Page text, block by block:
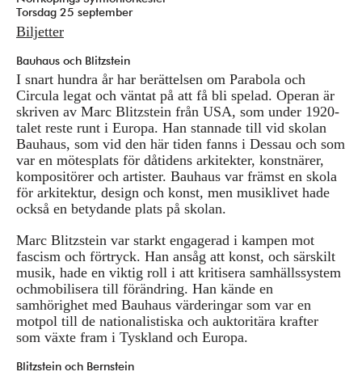
Torsdag 25 september
Biljetter
Bauhaus och Blitzstein
I snart hundra år har berättelsen om Parabola och
Circula legat och väntat på att få bli spelad. Operan är
skriven av Marc Blitzstein från USA, som under 1920-
talet reste runt i Europa. Han stannade till vid skolan
Bauhaus, som vid den här tiden fanns i Dessau och som
var en mötesplats för dåtidens arkitekter, konstnärer,
kompositörer och artister. Bauhaus var främst en skola
för arkitektur, design och konst, men musiklivet hade
också en betydande plats på skolan.
Marc Blitzstein var starkt engagerad i kampen mot
fascism och förtryck. Han ansåg att konst, och särskilt
musik, hade en viktig roll i att kritisera samhällssystem
ochmobilisera till förändring. Han kände en
samhörighet med Bauhaus värderingar som var en
motpol till de nationalistiska och auktoritära krafter
som växte fram i Tyskland och Europa.
Blitzstein och Bernstein